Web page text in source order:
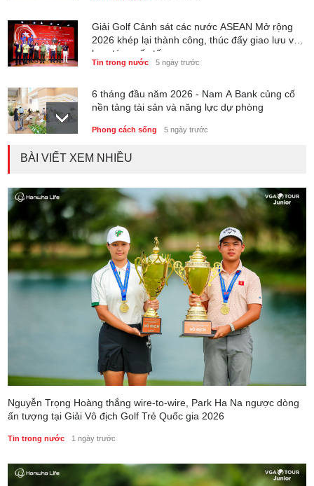
Giải Golf Cảnh sát các nước ASEAN Mở rộng
2026 khép lại thành công, thúc đẩy giao lưu và
hợp tác quốc tế
Tin trong nước 5 ngày trước
6 tháng đầu năm 2026 - Nam A Bank củng cố
nền tảng tài sản và năng lực dự phòng
Phong cách sống 5 ngày trước
Thành lập Trung tâm Giải mã lượng tử Quang
Phong cách sống 5 ngày trước
BÀI VIẾT XEM NHIỀU
Nguyễn Trọng Hoàng thắng wire-to-wire, Park Ha Na ngược dòng
ấn tượng tại Giải Vô địch Golf Trẻ Quốc gia 2026
Tin trong nước 1 ngày trước